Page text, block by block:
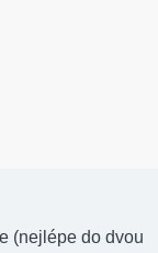
(nejlépe do dvou